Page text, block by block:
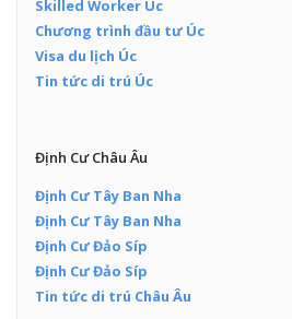
Skilled Worker Úc
Chương trình đầu tư Úc
Visa du lịch Úc
Tin tức di trú Úc
Định Cư Châu Âu
Định Cư Tây Ban Nha
Định Cư Tây Ban Nha
Định Cư Đảo Síp
Định Cư Đảo Síp
Tin tức di trú Châu Âu